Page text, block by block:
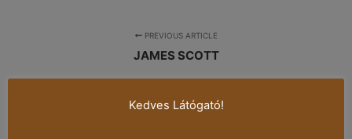
PREVIOUS ARTICLE
JAMES SCOTT
NEXT ARTICLE
Kedves Látógató!